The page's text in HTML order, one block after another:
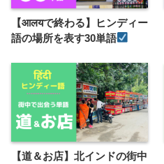
【आलयで終わる】ヒンディー
語の場所を表す30単語
【道＆お店】北インドの街中